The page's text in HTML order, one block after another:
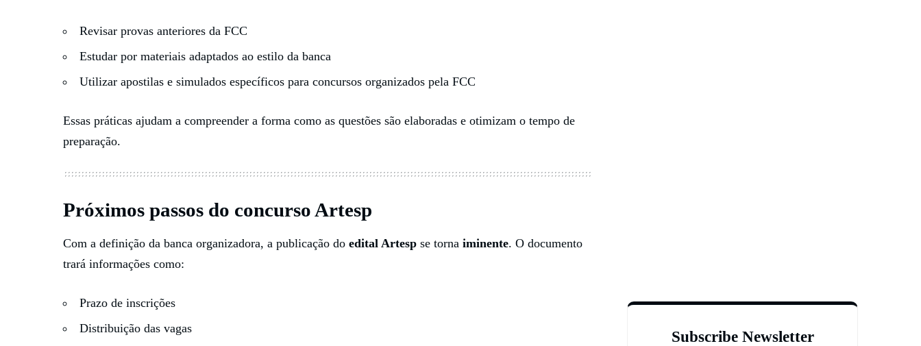
Revisar provas anteriores da FCC
Estudar por materiais adaptados ao estilo da banca
Utilizar apostilas e simulados específicos para concursos organizados pela FCC
Essas práticas ajudam a compreender a forma como as questões são elaboradas e otimizam o tempo de
preparação.
Próximos passos do concurso Artesp
Com a definição da banca organizadora, a publicação do edital Artesp se torna iminente. O documento
trará informações como:
Prazo de inscrições
Distribuição das vagas
Subscribe Newsletter